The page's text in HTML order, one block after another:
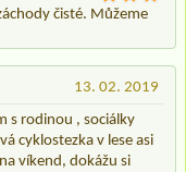
čisté. Můžeme
13. 02. 2019
s rodinou , sociálky
cyklostezka v lese asi
víkend, dokážu si